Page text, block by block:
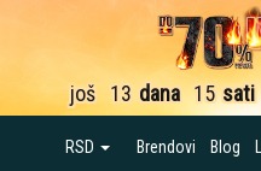
još 13 dana 15 sati
RSD Brendovi Blog